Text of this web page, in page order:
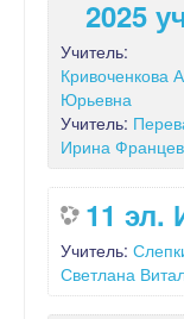
2025
Учитель:
Кривоченкова
Юрьевна
Учитель:
Ирина
11 эл.
Учитель:
Светлана